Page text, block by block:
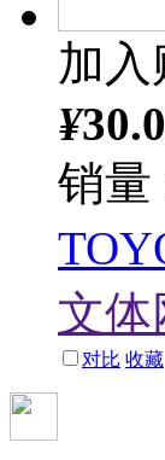
加入
¥
销量
文体
对比 收藏